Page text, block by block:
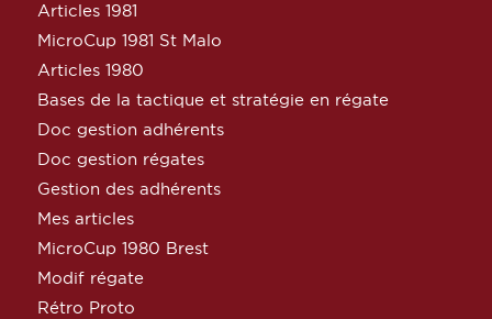
Articles 1981
MicroCup 1981 St Malo
Articles 1980
Bases de la tactique et stratégie en régate
Doc gestion adhérents
Doc gestion régates
Gestion des adhérents
Mes articles
MicroCup 1980 Brest
Modif régate
Rétro Proto